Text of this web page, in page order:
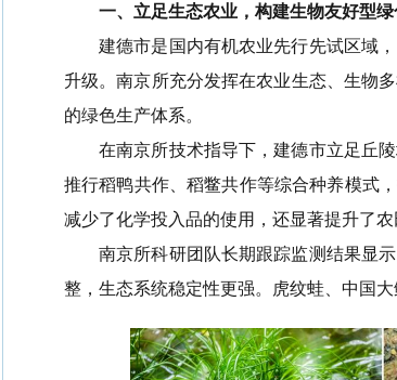
一、 立足生态农业 ， 构建生物友好型
建德市是国内有机农业先行先试区域，
升级。南京所充分发挥在农业生态、生物
的绿色生产体系。
在南京所技术指导下，建德市立足丘
推行稻鸭共作、稻鳖共作等综合种养模式
减少了化学投入品的使用，还显著提升了
南京所科研团队长期跟踪监测结果显示
整，生态系统稳定性更强。虎纹蛙、中国